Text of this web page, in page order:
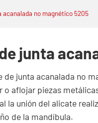
acanalada no magnético 5205
junta
de junta acanalada no
o aflojar piezas
la unión del alicate
de la mandíbula.